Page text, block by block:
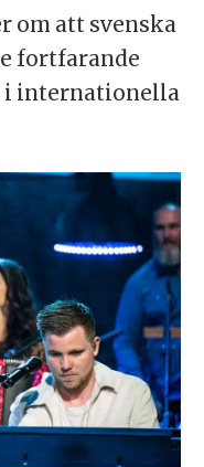
om att svenska
fortfarande
i internationella